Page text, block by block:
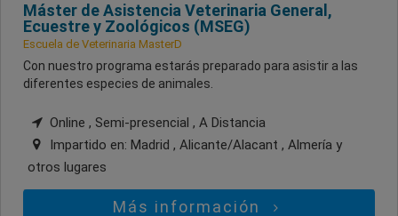
Máster de Asistencia Veterinaria General,
Ecuestre y Zoológicos (MSEG)
Escuela de Veterinaria MasterD
Con nuestro programa estarás preparado para asistir a las
diferentes especies de animales.
Online , Semi-presencial , A Distancia
Impartido en: Madrid , Alicante/Alacant , Almería y
otros lugares
Más información